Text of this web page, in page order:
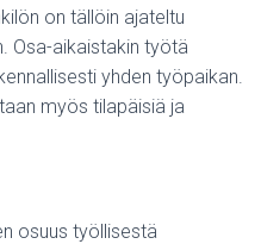
on tällöin ajateltu
Osa-aikaistakin työtä
yhden työpaikan.
myös tilapäisiä ja
osuus työllisestä